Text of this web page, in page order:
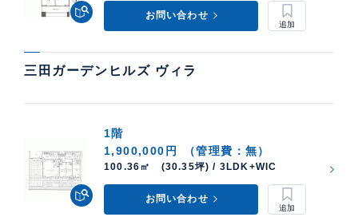
お問い合わせ
三田ガーデンヒルズ ヴィラ
1階
1,900,000円
（管理費：無）
100.36㎡ (30.35坪) / 3LDK+WIC
お問い合わせ